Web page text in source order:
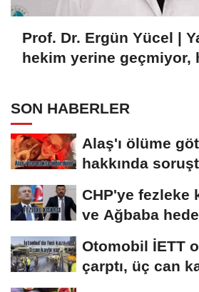
Prof. Dr. Ergün Yücel |
hekim yerine geçmiyor,
SON HABERLER
Alaş'ı ölüme
hakkında
CHP'ye fezleke
ve Ağbaba
Otomobil İETT
çarptı, üç can